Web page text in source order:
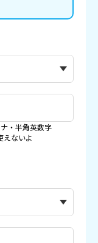
・半角英数字
えないよ